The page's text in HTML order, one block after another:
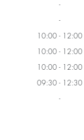
-
-
10:00 - 12:00
10:00 - 12:00
10:00 - 12:00
09:30 - 12:30
-